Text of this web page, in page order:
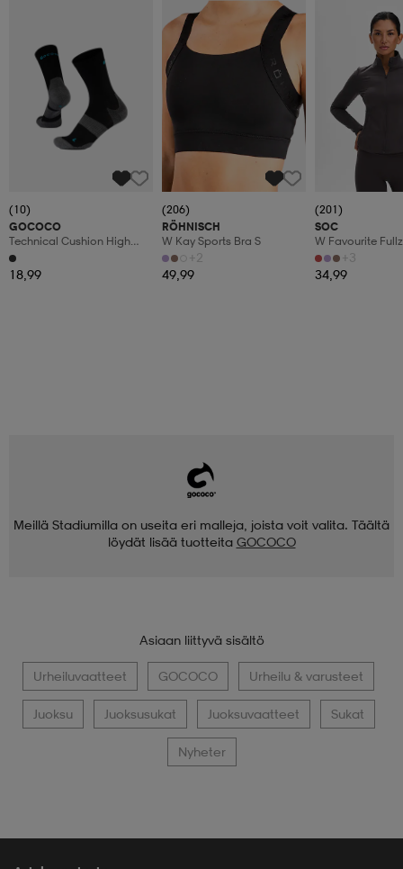
(10)
GOCOCO
Technical Cushion High
Wool
18,99
(206)
RÖHNISCH
W Kay Sports Bra S
+2
49,99
(201)
SOC
W Favourite
+3
34,99
Meillä Stadiumilla on useita eri malleja, joista voit valita. Täältä
löydät lisää tuotteita GOCOCO
Asiaan liittyvä sisältö
Urheiluvaatteet GOCOCO Urheilu & varusteet
Juoksu Juoksusukat Juoksuvaatteet Sukat
Nyheter